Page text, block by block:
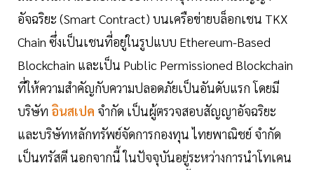
อัจฉริยะ (Smart Contract) บนเครือข่ายบล็อกเชน TKX
Chain ซึ่งเป็นเชนที่อยู่ในรูปแบบ Ethereum-Based
Blockchain และเป็น Public Permissioned Blockchain
ที่ให้ความสำคัญกับความปลอดภัยเป็นอันดับแรก โดยมี
บริษัท อินสเปค จำกัด เป็นผู้ตรวจสอบสัญญาอัจฉริยะ
และบริษัทหลักทรัพย์จัดการกองทุน ไทยพาณิชย์ จำกัด
เป็นทรัสตี นอกจากนี้ ในปัจจุบันอยู่ระหว่างการนำโทเคน